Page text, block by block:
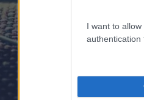
I want to
authentication